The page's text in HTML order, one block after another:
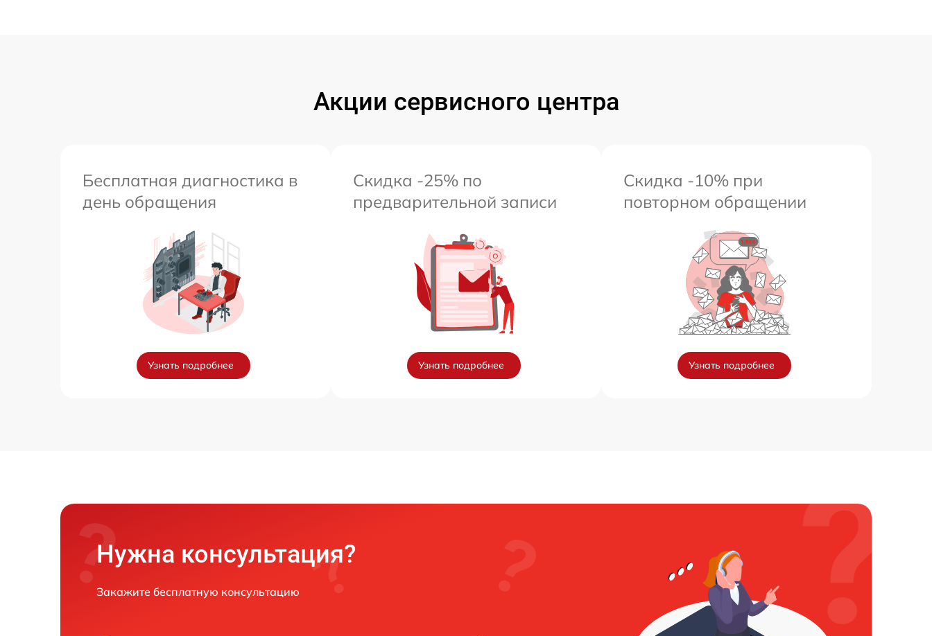
Акции сервисного центра
Бесплатная диагностика в
день обращения
Узнать подробнее
Скидка -25% по
предварительной записи
Узнать подробнее
Скидка -10% при
повторном обращении
Узнать подробнее
Нужна консультация?
Закажите бесплатную консультацию